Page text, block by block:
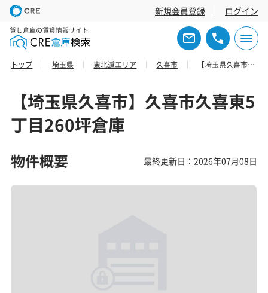
新規会員登録 ログイン
貸し倉庫の賃貸情報サイト
トップ 埼玉県 東北道エリア 久喜市 【埼玉県久喜市】久喜市久喜東5丁目260坪倉庫
【埼玉県久喜市】久喜市久喜東5
丁目260坪倉庫
物件概要 最終更新日：2026年07月08日